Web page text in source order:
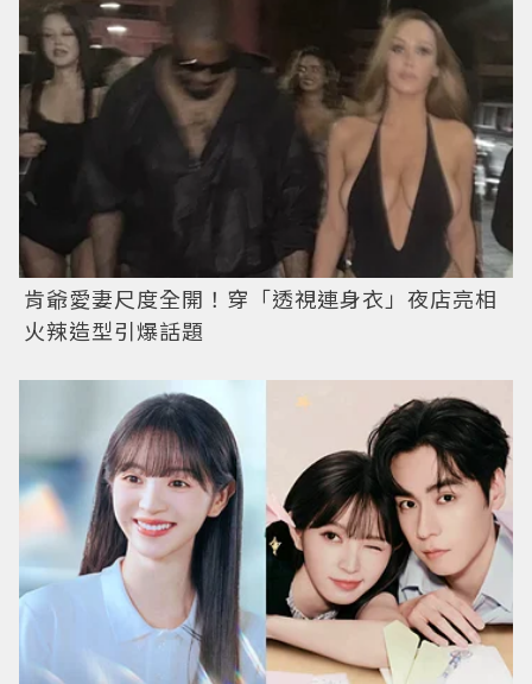
肯爺愛妻尺度全開！穿「透視連身衣」夜店亮相
火辣造型引爆話題